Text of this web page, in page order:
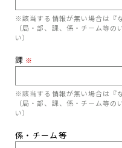
※該当する情報が無い場合は『
（局・部、課、係・チーム等
い）
課 ※
※該当する情報が無い場合は『
（局・部、課、係・チーム等
い）
係・チーム等